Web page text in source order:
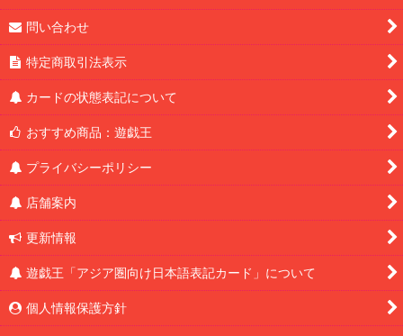
問い合わせ
特定商取引法表示
カードの状態表記について
おすすめ商品：遊戯王
プライバシーポリシー
店舗案内
更新情報
遊戯王「アジア圏向け日本語表記カード」について
個人情報保護方針